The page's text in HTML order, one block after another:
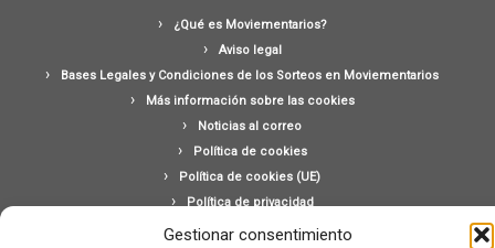
Gestionar consentimiento
¿Qué es Moviementarios?
Aviso legal
Bases Legales y Condiciones de los Sorteos en Moviementarios
Más información sobre las cookies
Noticias al correo
Política de cookies
Política de cookies (UE)
Política de privacidad
Ponte en contacto con nosotros